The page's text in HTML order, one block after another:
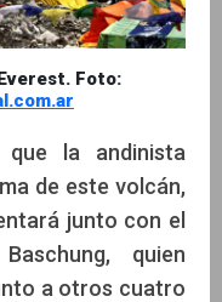
Foto:
la andinista
de este volcán,
junto con el
quien
a otros cuatro